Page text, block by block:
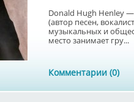
Donald Hugh Henley
(автор песен,
музыкальных и
место занимает гру...
Комментарии (0)